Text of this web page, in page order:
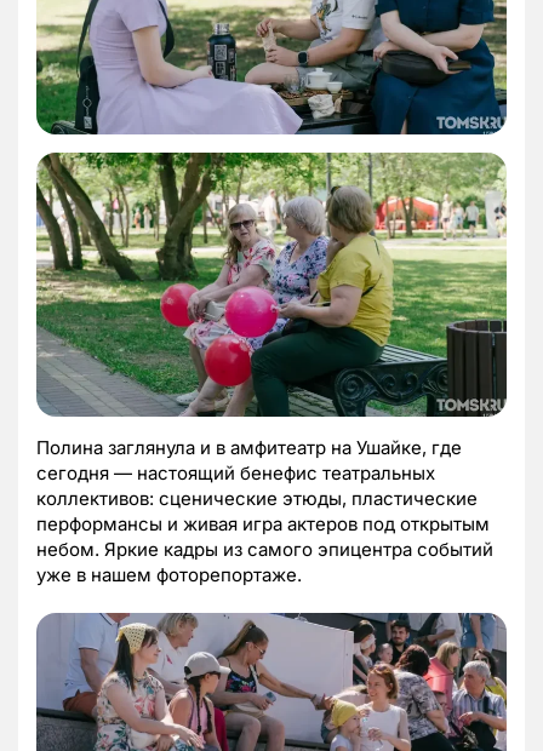
Полина заглянула и в амфитеатр на Ушайке, где
сегодня — настоящий бенефис театральных
коллективов: сценические этюды, пластические
перформансы и живая игра актеров под открытым
небом. Яркие кадры из самого эпицентра событий
уже в нашем фоторепортаже.